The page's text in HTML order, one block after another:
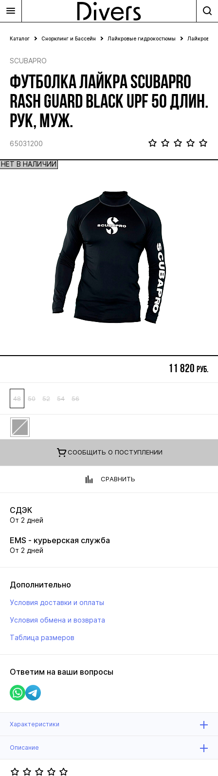
Каталог Снорклинг и Бассейн Лайкровые гидрокостюмы Лайкровые
SCUBAPRO
ФУТБОЛКА ЛАЙКРА SCUBAPRO
RASH GUARD BLACK UPF 50 ДЛИН.
РУК, МУЖ.
65031200
НЕТ В НАЛИЧИИ
11 820 руб.
48 50 52 54 56
CООБЩИТЬ О ПОСТУПЛЕНИИ
СРАВНИТЬ
СДЭК
От 2 дней
EMS - курьерская служба
От 2 дней
Дополнительно
Условия доставки и оплаты
Условия обмена и возврата
Таблица размеров
Ответим на ваши вопросы
Характеристики
Описание